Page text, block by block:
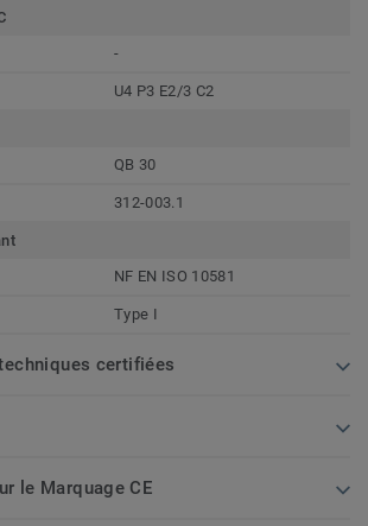
-
U4 P3 E2/3 C2
QB 30
312-003.1
NF EN ISO 10581
Type I
certifiées
le Marquage CE